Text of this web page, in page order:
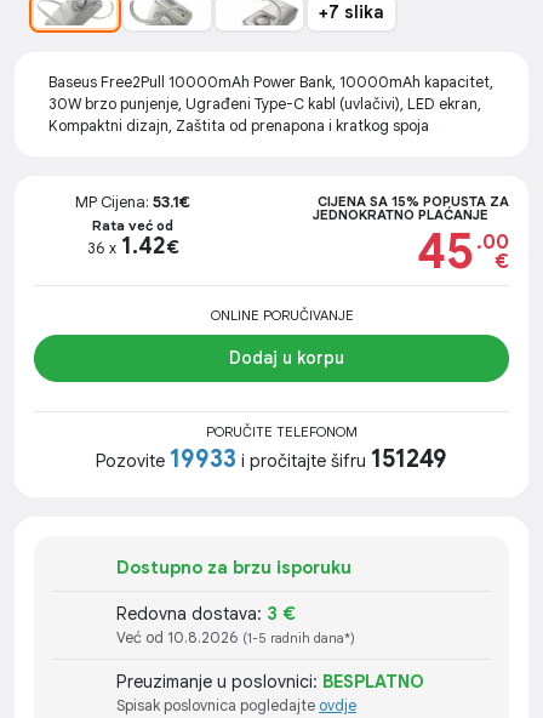
+7 slika
Baseus Free2Pull 10000mAh Power Bank, 10000mAh kapacitet,
30W brzo punjenje, Ugrađeni Type-C kabl (uvlačivi), LED ekran,
Kompaktni dizajn, Zaštita od prenapona i kratkog spoja
MP Cijena:53.1€
Rata već od
36 x 1.42€
CIJENA SA 15% POPUSTA ZA
JEDNOKRATNO PLAĆANJE
45 .00
€
ONLINE PORUČIVANJE
Dodaj u korpu
PORUČITE TELEFONOM
Pozovite 19933 i pročitajte šifru 151249
Dostupno za brzu isporuku
Redovna dostava: 3 €
Već od 10.8.2026 (1-5 radnih dana*)
Preuzimanje u poslovnici: BESPLATNO
Spisak poslovnica pogledajte ovdje